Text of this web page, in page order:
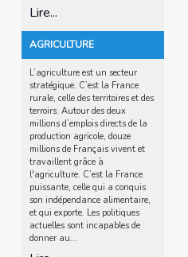
Lire...
AGRICULTURE
L’agriculture est un secteur
stratégique. C’est la France
rurale, celle des territoires et des
terroirs. Autour des deux
millions d’emplois directs de la
production agricole, douze
millions de Français vivent et
travaillent grâce à
l'agriculture. C’est la France
puissante, celle qui a conquis
son indépendance alimentaire,
et qui exporte. Les politiques
actuelles sont incapables de
donner au...